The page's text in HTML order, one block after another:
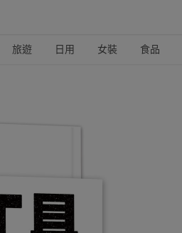
旅遊 日用 女裝 食品